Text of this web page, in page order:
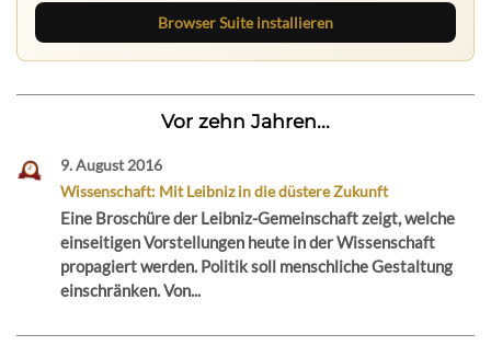
Browser Suite installieren
Vor zehn Jahren...
9. August 2016
Wissenschaft: Mit Leibniz in die düstere Zukunft
Eine Broschüre der Leibniz-Gemeinschaft zeigt, welche
einseitigen Vorstellungen heute in der Wissenschaft
propagiert werden. Politik soll menschliche Gestaltung
einschränken. Von...